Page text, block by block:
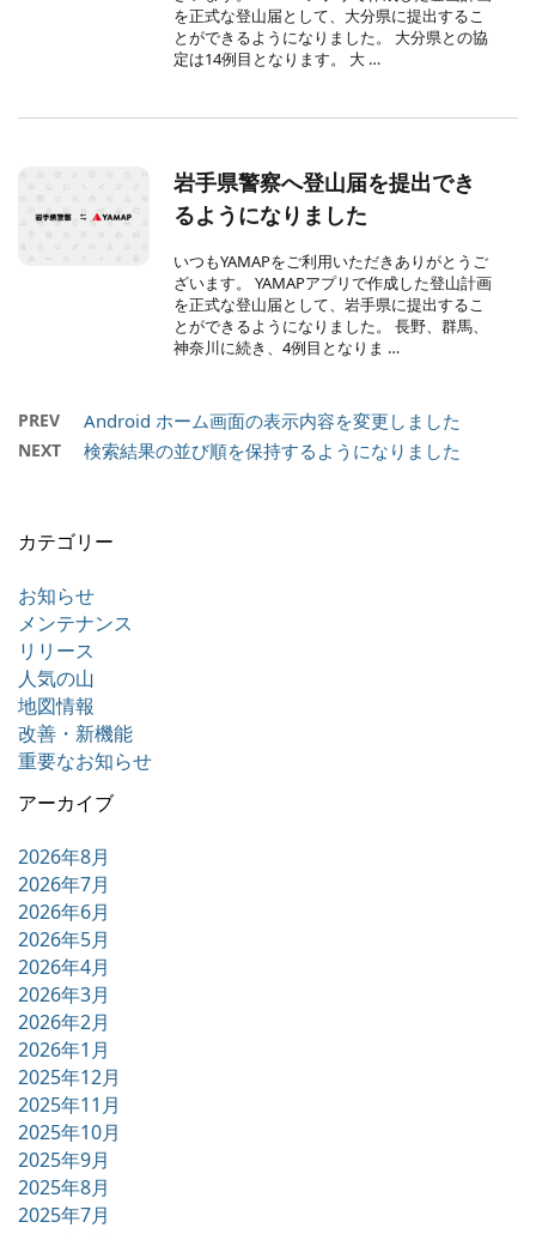
を正式な登山届として、大分県に提出するこ
とができるようになりました。 大分県との協
定は14例目となります。 大 …
岩手県警察へ登山届を提出でき
るようになりました
いつもYAMAPをご利用いただきありがとうご
ざいます。 YAMAPアプリで作成した登山計画
を正式な登山届として、岩手県に提出するこ
とができるようになりました。 長野、群馬、
神奈川に続き、4例目となりま …
PREV Android ホーム画面の表示内容を変更しました
NEXT 検索結果の並び順を保持するようになりました
カテゴリー
お知らせ
メンテナンス
リリース
人気の山
地図情報
改善・新機能
重要なお知らせ
アーカイブ
2026年8月
2026年7月
2026年6月
2026年5月
2026年4月
2026年3月
2026年2月
2026年1月
2025年12月
2025年11月
2025年10月
2025年9月
2025年8月
2025年7月